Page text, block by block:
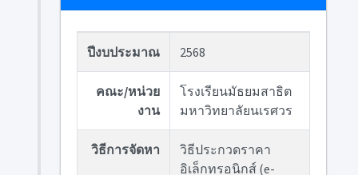
ปีงบประมาณ 2568
คณะ/หน่วย
งาน
โรงเรียนมัธยมสาธิต
มหาวิทยาลัยนเรศวร
วิธีการจัดหา
วิธีประกวดราคา
อิเล็กทรอนิกส์ (e-